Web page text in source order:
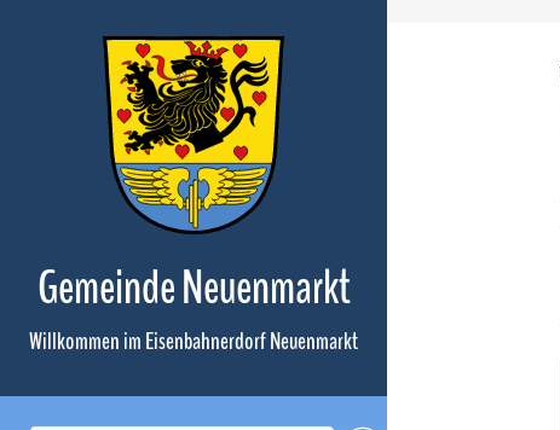
Gemeinde Neuenmarkt
Willkommen im Eisenbahnerdorf Neuenmarkt